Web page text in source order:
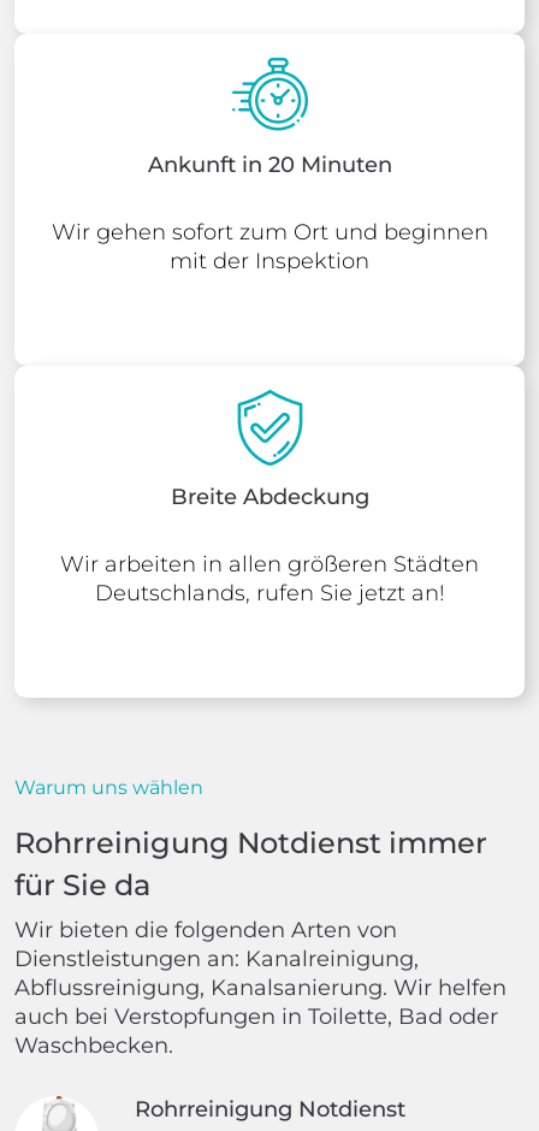
Ankunft in 20 Minuten
Wir gehen sofort zum Ort und beginnen
mit der Inspektion
Breite Abdeckung
Wir arbeiten in allen größeren Städten
Deutschlands, rufen Sie jetzt an!
Warum uns wählen
Rohrreinigung Notdienst immer
für Sie da
Wir bieten die folgenden Arten von
Dienstleistungen an: Kanalreinigung,
Abflussreinigung, Kanalsanierung. Wir helfen
auch bei Verstopfungen in Toilette, Bad oder
Waschbecken.
Rohrreinigung Notdienst